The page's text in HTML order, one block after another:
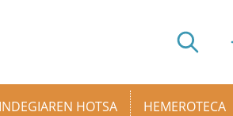
HOTSA
HEMEROTECA